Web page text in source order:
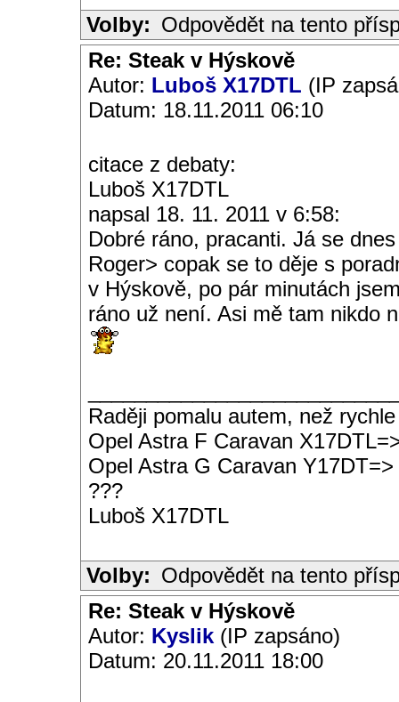
Volby: Odpovědět na tento
Re: Steak v Hýskově
Autor: Luboš X17DTL (IP
Datum: 18.11.2011 06:10
citace z debaty:
Luboš X17DTL
napsal 18. 11. 2011 v 6:58:
Dobré ráno, pracanti. Já se
Roger> copak se to děje s
v Hýskově, po pár minutách
ráno už není. Asi mě tam nikdo
Raději pomalu autem, než
Opel Astra F Caravan
Opel Astra G Caravan Y17DT=>
???
Luboš X17DTL
Volby: Odpovědět na tento
Re: Steak v Hýskově
Autor: Kyslik (IP zapsáno)
Datum: 20.11.2011 18:00